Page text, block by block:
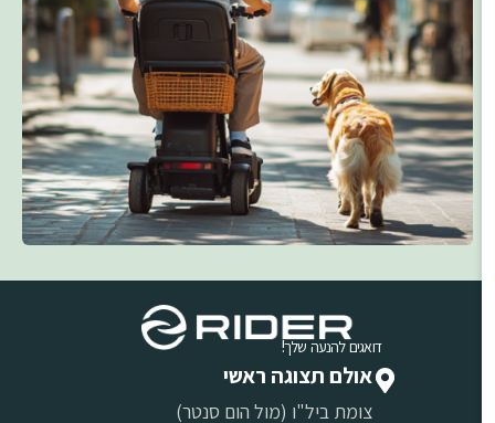
דואגים להנעה שלך!
אולם תצוגה ראשי
צומת ביל"ו (מול הום סנטר)